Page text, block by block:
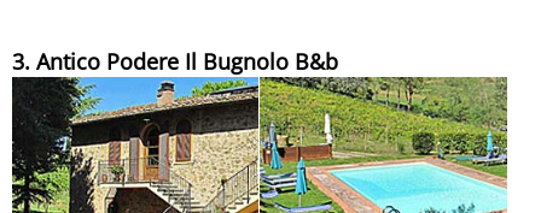
3. Antico Podere Il Bugnolo B&b